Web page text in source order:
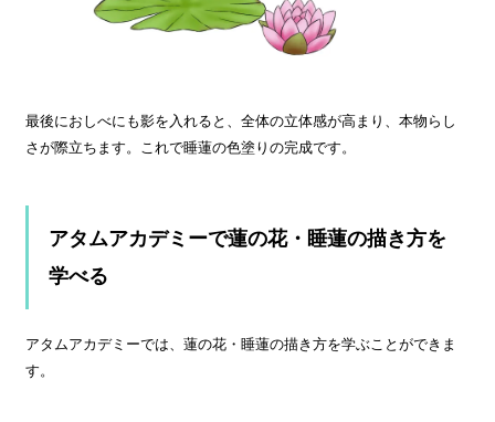
最後におしべにも影を入れると、全体の立体感が高まり、本物らし
さが際立ちます。これで睡蓮の色塗りの完成です。
アタムアカデミーで蓮の花・睡蓮の描き方を
学べる
アタムアカデミーでは、蓮の花・睡蓮の描き方を学ぶことができま
す。